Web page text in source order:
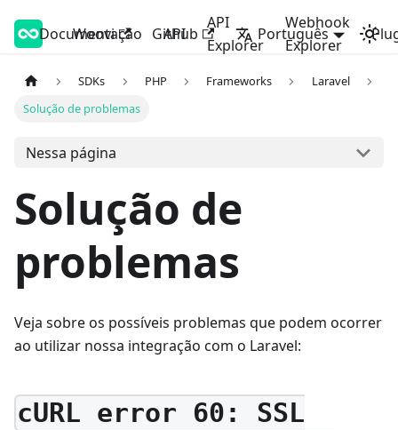
Woovi Developers
Documentação API
API
Explorer
Webhook
Explorer
Woovi Github Português
SDKs PHP Frameworks
Laravel
Solução de problemas
Nessa página
Solução de
problemas
Veja sobre os possíveis problemas que podem ocorrer
ao utilizar nossa integração com o Laravel:
cURL error 60: SSL